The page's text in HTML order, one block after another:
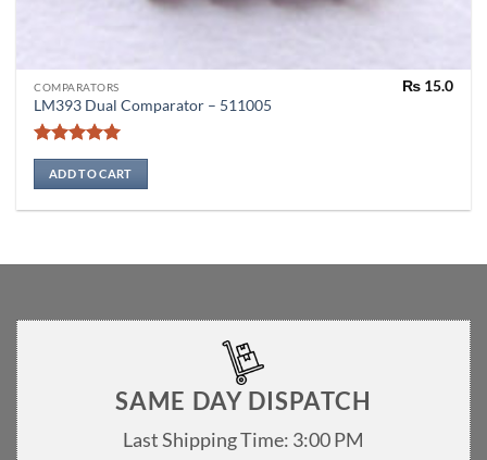
COMPARATORS
LM393 Dual Comparator – 511005
Rated5
out of 5
₨15.0
ADD TO CART
SAME DAY DISPATCH
Last Shipping Time: 3:00 PM